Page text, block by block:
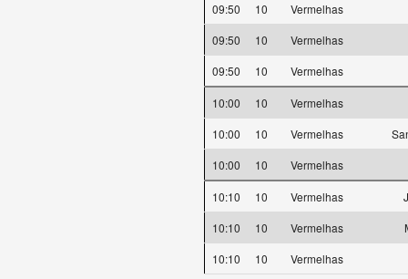
09:50 10
Vermelhas
09:50
10
Vermelhas
09:50
10 Vermelhas
10:00 10
Vermelhas
10:00
10 Vermelhas
10:00
10 Vermelhas
10:10 10 Vermelhas
10:10
10 Vermelhas
10:10
10 Vermelhas